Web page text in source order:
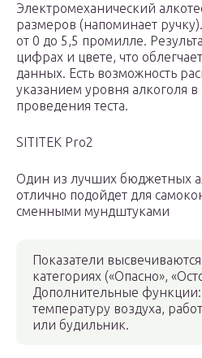
Электромеханический
размеров (напоминает
от 0 до 5,5 промилле.
цифрах и цвете, что
данных. Есть возможность
указанием уровня алкоголя
проведения теста.
SITITEK Pro2
Один из лучших бюджетных
отлично подойдет для
сменными мундштуками
Показатели
категориях («Опасно»,
Дополнительные
температуру воздуха,
или будильник.